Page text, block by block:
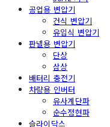
공업용 변압기
건식 변압기
유입식 변압기
판넬용 변압기
단상
삼상
배터리 충전기
차량용 인버터
유사계단파
순수정현파
슬라이닥스